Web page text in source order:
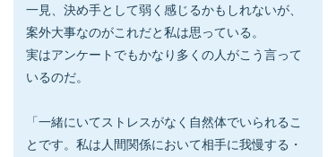
一見、決め手として弱く感じるかもしれないが、
案外大事なのがこれだと私は思っている。
実はアンケートでもかなり多くの人がこう言って
いるのだ。
「一緒にいてストレスがなく自然体でいられるこ
とです。私は人間関係において相手に我慢する・